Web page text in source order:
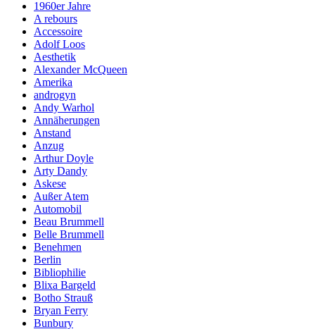
1960er Jahre
A rebours
Accessoire
Adolf Loos
Aesthetik
Alexander McQueen
Amerika
androgyn
Andy Warhol
Annäherungen
Anstand
Anzug
Arthur Doyle
Arty Dandy
Askese
Außer Atem
Automobil
Beau Brummell
Belle Brummell
Benehmen
Berlin
Bibliophilie
Blixa Bargeld
Botho Strauß
Bryan Ferry
Bunbury